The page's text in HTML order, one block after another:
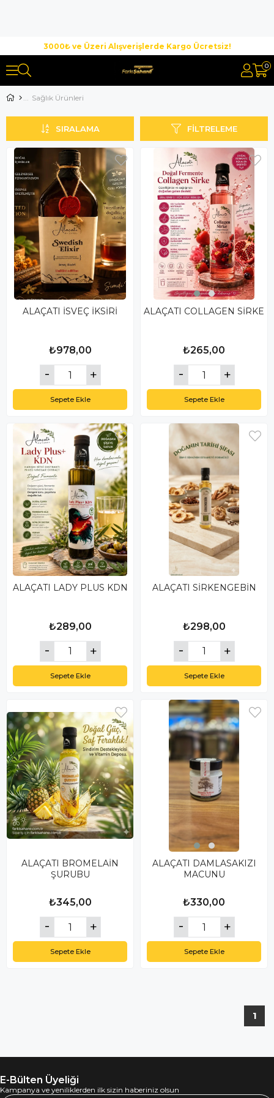
3000₺ ve Üzeri Alışverişlerde Kargo Ücretsiz!
0
Sağlık Ürünleri
FILTRELEME
SIRALAMA
ALAÇATI İSVEÇ İKSİRİ
₺978,00
Sepete Ekle
ALAÇATI COLLAGEN SİRKE
₺265,00
Sepete Ekle
ALAÇATI LADY PLUS KDN
₺289,00
Sepete Ekle
ALAÇATI SİRKENGEBİN
₺298,00
Sepete Ekle
ALAÇATI BROMELAİN
ŞURUBU
₺345,00
Sepete Ekle
ALAÇATI DAMLASAKIZI
MACUNU
₺330,00
Sepete Ekle
1
E-Bülten Üyeliği
Kampanya ve yeniliklerden ilk sizin haberiniz olsun